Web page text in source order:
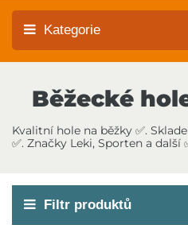
Kategorie
Běžecké
Kvalitní hole na běžky ✅.
✅. Značky Leki, Sporten a další
Filtr produktů